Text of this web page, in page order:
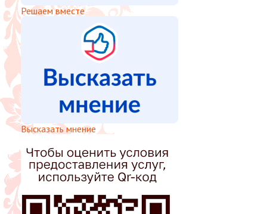
Решаем вместе
Высказать мнение